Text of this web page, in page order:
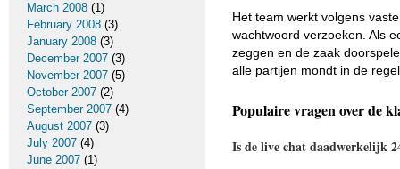
Het team werkt volgens
wachtwoord verzoeken. Als
zeggen en de zaak
alle partijen mondt in de
Populaire vragen over de
Is de live chat daadwerkelijk
March 2008 (1)
February 2008 (3)
January 2008 (3)
December 2007 (3)
November 2007 (5)
October 2007 (2)
September 2007 (4)
August 2007 (3)
July 2007 (4)
June 2007 (1)